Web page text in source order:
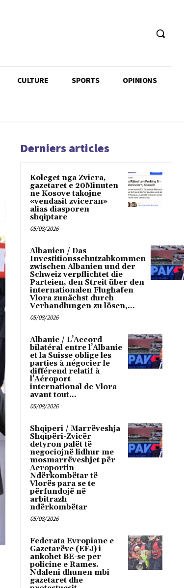
CULTURE SPORTS OPINIONS
Derniers articles
Koleget nga Zvicra,
gazetaret e 20Minuten
ne Kosove takojne
«vendasit zviceran»
alias diasporen
shqiptare
05/08/2026
Albanien / Das
Investitionsschutzabkommen
zwischen Albanien und der
Schweiz verpflichtet die
Parteien, den Streit über den
internationalen Flughafen
Vlora zunächst durch
Verhandlungen zu lösen,...
05/08/2026
Albanie / L’Accord
bilatéral entre l’Albanie
et la Suisse oblige les
parties à négocier le
différend relatif à
l’Aéroport
international de Vlora
avant tout...
05/08/2026
Shqiperi / Marrëveshja
Shqipëri-Zvicër
detyron palët të
negociojnë lidhur me
mosmarrëveshjet për
Aeroportin
Ndërkombëtar të
Vlorës para se te
përfundojë në
arbitrazh
ndërkombëtar
05/08/2026
Federata Evropiane e
Gazetarëve (EFJ) i
ankohet BE-se per
policine e Rames.
Ndaleni dhunen mbi
gazetaret dhe